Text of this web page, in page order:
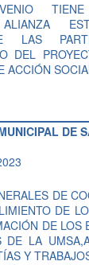
LAS
DEL
ACCIÓN
DE
DE
DE
DE LOS
DE LA
Y